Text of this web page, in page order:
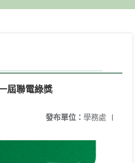
屆聯電綠獎
發布單位： 學務處 |